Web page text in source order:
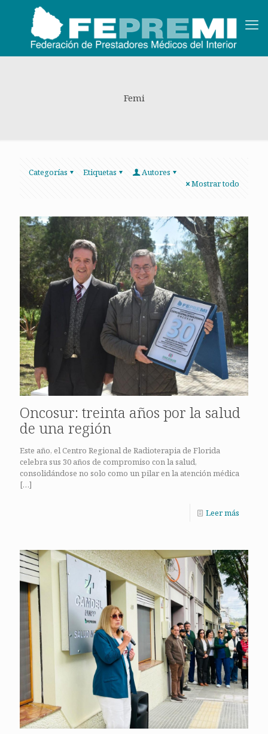
Femi
Categorías Etiquetas
Autores
Mostrar todo
Oncosur: treinta años por la salud
de una región
Este año, el Centro Regional de Radioterapia de Florida
celebra sus 30 años de compromiso con la salud,
consolidándose no solo como un pilar en la atención médica
[…]
Leer más